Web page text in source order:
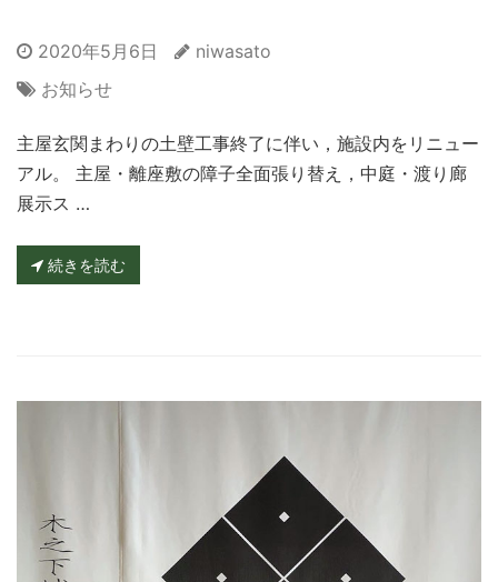
2020年5月6日
niwasato
お知らせ
主屋玄関まわりの土壁工事終了に伴い，施設内をリニュー
アル。 主屋・離座敷の障子全面張り替え，中庭・渡り廊
展示ス …
続きを読む